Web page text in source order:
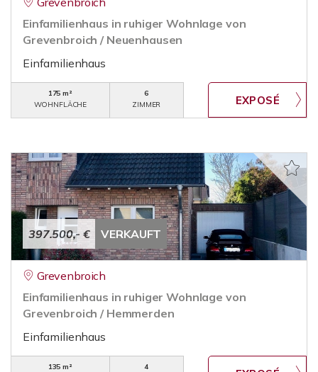
Einfamilienhaus in ruhiger Wohnlage von
Grevenbroich / Neuenhausen
Einfamilienhaus
175 m²
WOHNFLÄCHE
6
ZIMMER
397.500,- € VERKAUFT
Grevenbroich
Einfamilienhaus in ruhiger Wohnlage von
Grevenbroich / Hemmerden
Einfamilienhaus
135 m²
4